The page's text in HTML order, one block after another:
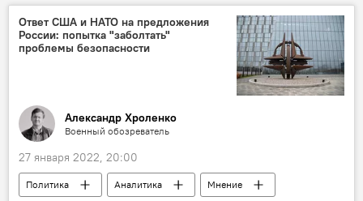
Ответ США и НАТО на предложения
России: попытка "заболтать"
проблемы безопасности
Александр Хроленко
Военный обозреватель
27 января 2022, 20:00
Политика Аналитика
Мнение